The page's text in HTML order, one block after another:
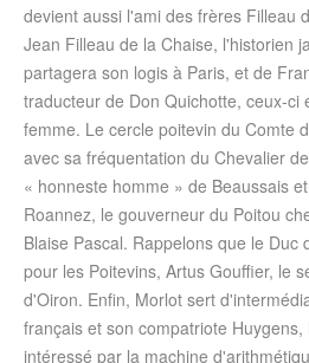
devient aussi l'ami des frères Filleau
Jean Filleau de la Chaise, l'historien
partagera son logis à Paris, et de
traducteur de Don Quichotte, ceux-ci
femme. Le cercle poitevin du Comte
avec sa fréquentation du Chevalier
« honneste homme » de Beaussais
Roannez, le gouverneur du Poitou
Blaise Pascal. Rappelons que le Duc
pour les Poitevins, Artus Gouffier, le
d'Oiron. Enfin, Morlot sert
français et son compatriote
intéressé par la machine